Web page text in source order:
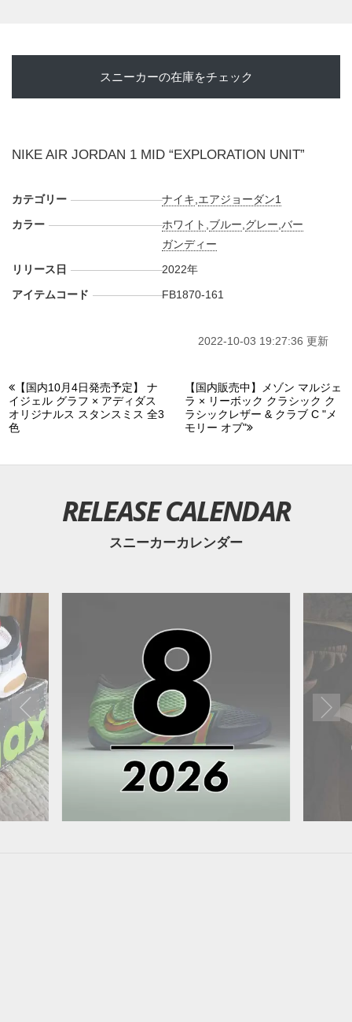
スニーカーの在庫をチェック
NIKE AIR JORDAN 1 MID “EXPLORATION UNIT”
カテゴリー ナイキ エアジョーダン1
カラー
ホワイト ブルー グレー ,バー
ガンディー
リリース日
2022年
アイテムコード
FB1870-161
2022-10-03 19:27:36 更新
【国内10月4日発売予定】 ナ
イジェル グラフ × アディダス
オリジナルス スタンスミス 全3
色
【国内販売中】メゾン マルジェ
ラ × リーボック クラシック ク
ラシックレザー & クラブ C "メ
モリー オブ"
RELEASE CALENDAR
スニーカーカレンダー